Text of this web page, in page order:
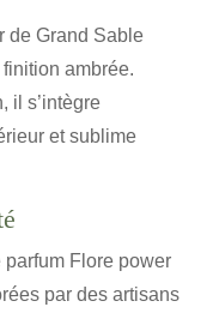
de Grand Sable
ambrée.
il s’intègre
et sublime
parfum Flore power
par des artisans